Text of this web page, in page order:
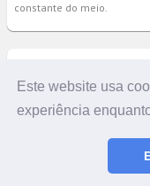
Este website usa
experiência
constante do meio.
Versão completa do portal